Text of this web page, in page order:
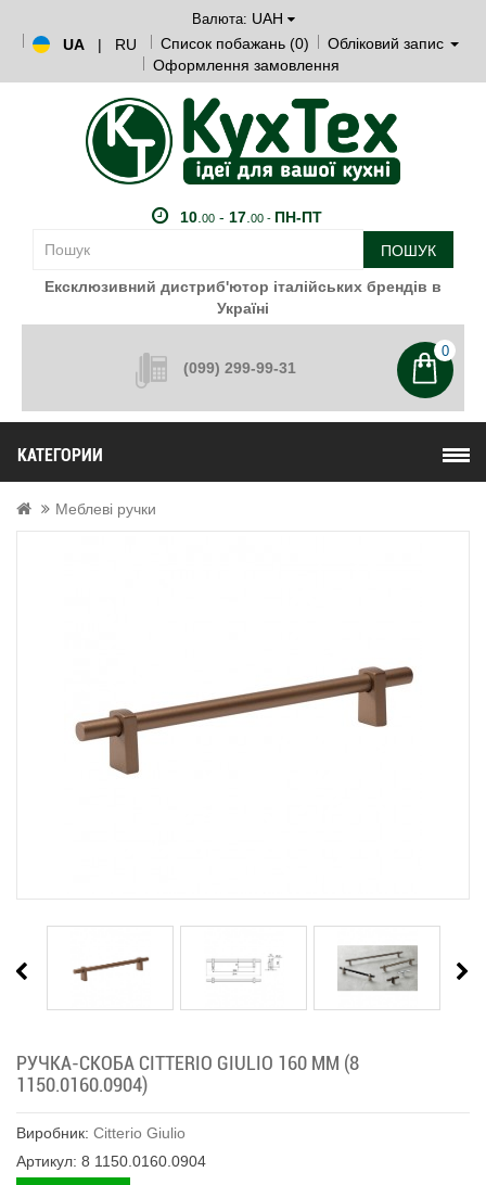
Валюта: UAH
UA
| RU Список побажань (0)
Обліковий запис
Оформлення замовлення
10. 00- 17. 00 - ПН-ПТ
ПОШУК
Ексклюзивний дистриб'ютор італійських брендів в
Україні
(099) 299-99-31
0
КАТЕГОРИИ
Меблеві ручки
РУЧКА-СКОБА CITTERIO GIULIO 160 ММ (8
1150.0160.0904)
Виробник: Citterio Giulio
Артикул: 8 1150.0160.0904